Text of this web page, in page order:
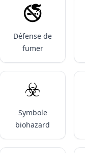
🚭️
Défense de
fumer
☣️
Symbole
biohazard